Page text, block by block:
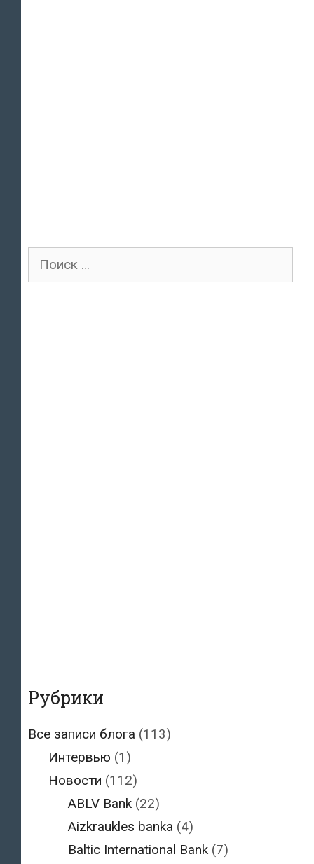
Поиск
Рубрики
Все записи блога (113)
Интервью (1)
Новости (112)
ABLV Bank (22)
Aizkraukles banka (4)
Baltic International Bank (7)